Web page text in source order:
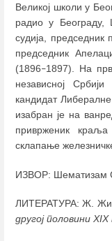
Великој школи у
радио у Београду,
судија, председник
председник
(1896–1897). На
независној
кандидат
изабран је на
приврженик
склапање
ИЗВОР: Шематизам
ЛИТЕРАТУРА: Ж.
другој половини XIX